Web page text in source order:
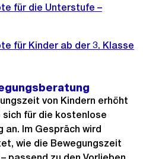
für die Unterstufe –
für Kinder ab der 3. Klasse
von Kindern erhöht
sich für die kostenlose
an. Im Gespräch wird
wie die Bewegungszeit